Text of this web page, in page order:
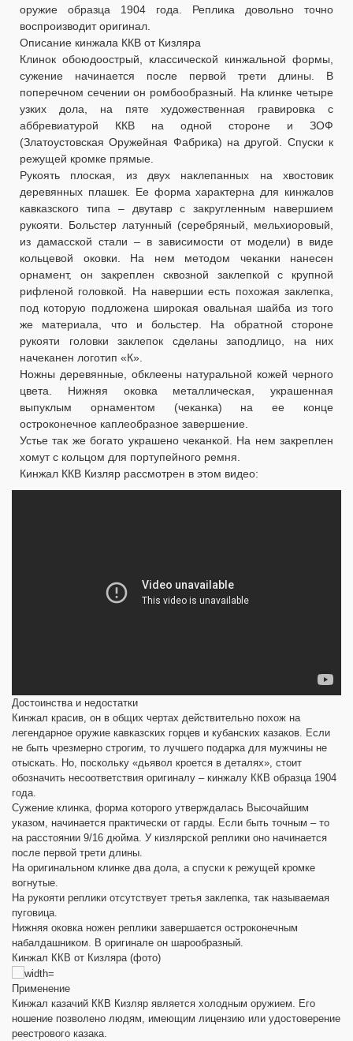
оружие образца 1904 года. Реплика довольно точно
воспроизводит оригинал.
Описание кинжала ККВ от Кизляра
Клинок обоюдоострый, классической кинжальной формы,
сужение начинается после первой трети длины. В
поперечном сечении он ромбообразный. На клинке четыре
узких дола, на пяте художественная гравировка с
аббревиатурой ККВ на одной стороне и ЗОФ
(Златоустовская Оружейная Фабрика) на другой. Спуски к
режущей кромке прямые.
Рукоять плоская, из двух наклепанных на хвостовик
деревянных плашек. Ее форма характерна для кинжалов
кавказского типа – двутавр с закругленным навершием
рукояти. Больстер латунный (серебряный, мельхиоровый,
из дамасской стали – в зависимости от модели) в виде
кольцевой оковки. На нем методом чеканки нанесен
орнамент, он закреплен сквозной заклепкой с крупной
рифленой головкой. На навершии есть похожая заклепка,
под которую подложена широкая овальная шайба из того
же материала, что и больстер. На обратной стороне
рукояти головки заклепок сделаны заподлицо, на них
начеканен логотип «К».
Ножны деревянные, обклеены натуральной кожей черного
цвета. Нижняя оковка металлическая, украшенная
выпуклым орнаментом (чеканка) на ее конце
остроконечное каплеобразное завершение.
Устье так же богато украшено чеканкой. На нем закреплен
хомут с кольцом для портупейного ремня.
Кинжал ККВ Кизляр рассмотрен в этом видео:
Достоинства и недостатки
Кинжал красив, он в общих чертах действительно похож на
легендарное оружие кавказских горцев и кубанских казаков. Если
не быть чрезмерно строгим, то лучшего подарка для мужчины не
отыскать. Но, поскольку «дьявол кроется в деталях», стоит
обозначить несоответствия оригиналу – кинжалу ККВ образца 1904
года.
Сужение клинка, форма которого утверждалась Высочайшим
указом, начинается практически от гарды. Если быть точным – то
на расстоянии 9/16 дюйма. У кизлярской реплики оно начинается
после первой трети длины.
На оригинальном клинке два дола, а спуски к режущей кромке
вогнутые.
На рукояти реплики отсутствует третья заклепка, так называемая
пуговица.
Нижняя оковка ножен реплики завершается остроконечным
набалдашником. В оригинале он шарообразный.
Кинжал ККВ от Кизляра (фото)
Применение
Кинжал казачий ККВ Кизляр является холодным оружием. Его
ношение позволено людям, имеющим лицензию или удостоверение
реестрового казака.